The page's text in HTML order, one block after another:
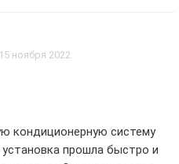
15 ноября 2022
кондиционерную систему
прошла быстро и